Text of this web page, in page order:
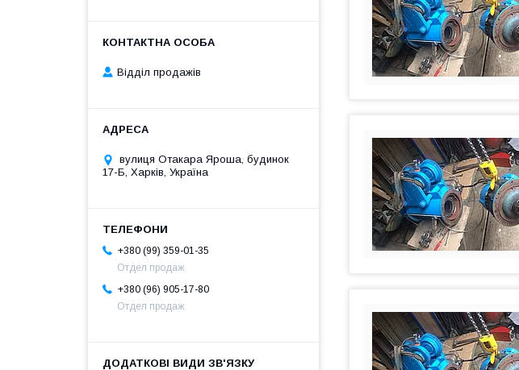
Відділ продажів
вулиця Отакара Яроша, будинок
17-Б, Харків, Україна
+380 (99) 359-01-35
Отдел продаж
+380 (96) 905-17-80
Отдел продаж